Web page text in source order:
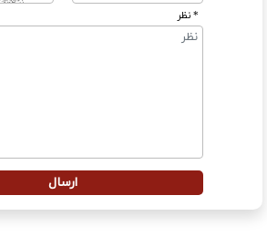
* نظر